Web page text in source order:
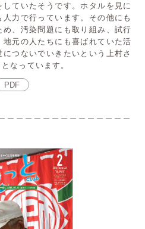
ていたそうです。ホタルを見に
力で行っています。その他にも
、汚染問題にも取り組み、試行
元の人たちにも喜ばれていた活
つないでいきたいという上村さ
なっています。
PDF